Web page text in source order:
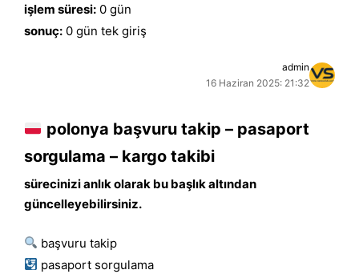
işlem süresi: 0 gün
sonuç: 0 gün tek giriş
admin
16 Haziran 2025: 21:32
polonya başvuru takip – pasaport
sorgulama – kargo takibi
sürecinizi anlık olarak bu başlık altından
güncelleyebilirsiniz.
başvuru takip
pasaport sorgulama